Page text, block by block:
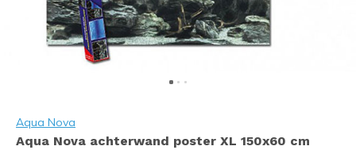
Aqua Nova
Aqua Nova achterwand poster XL 150x60 cm